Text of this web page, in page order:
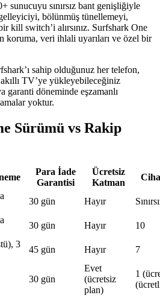
sunucuyu sınırsız bant genişliğiyle
bölünmüş tünellemeyi,
kill switch’i alırsınız. Surfshark One
koruma, veri ihlali uyarıları ve özel bir
sahip olduğunuz her telefon,
TV’ye yükleyebileceğiniz
garanti döneminde eşzamanlı
yoktur.
Sürümü vs Rakip
Para İade
Garantisi
Ücretsiz
Katman
30 gün Hayır
30 gün Hayır 10
3
45 gün Hayır 7
30 gün
Evet
(ücretsiz
plan)
1